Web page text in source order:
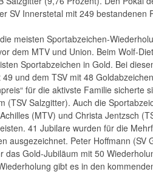
SV Innerstetal mit 249 bestandenen
meisten Sportabzeichen-
dem MTV und Union. Beim Wolf-
Sportabzeichen in Gold. Bei
und dem TSV mit 48
für die aktivste Familie sicherte
(TSV Salzgitter). Auch die
(MTV) und Christa Jentzsch
41 Jubilare wurden für die
ausgezeichnet. Peter Hoffmann (SV
das Gold-Jubiläum mit 50
gibt es in den